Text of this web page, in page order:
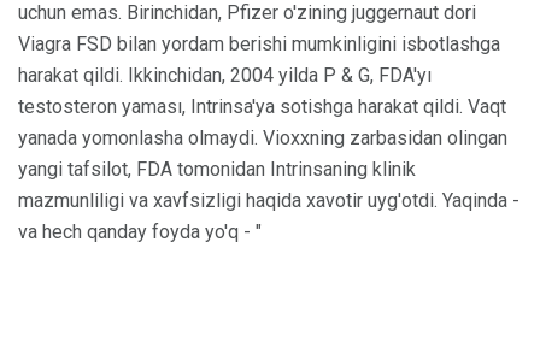
uchun emas. Birinchidan, Pfizer o'zining juggernaut dori
Viagra FSD bilan yordam berishi mumkinligini isbotlashga
harakat qildi. Ikkinchidan, 2004 yilda P & G, FDA'yı
testosteron yaması, Intrinsa'ya sotishga harakat qildi. Vaqt
yanada yomonlasha olmaydi. Vioxxning zarbasidan olingan
yangi tafsilot, FDA tomonidan Intrinsaning klinik
mazmunliligi va xavfsizligi haqida xavotir uyg'otdi. Yaqinda -
va hech qanday foyda yo'q - "